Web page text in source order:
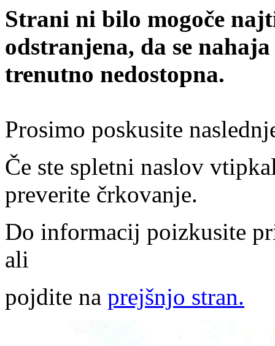
Strani ni bilo mogoče
odstranjena, da se
trenutno nedostopna.
Prosimo poskusite
Če ste spletni naslov
preverite črkovanje.
Do informacij poizkusite
ali
pojdite na prejšnjo stran.